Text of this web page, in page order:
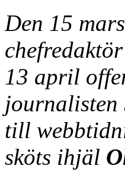
Den 15
chefredaktör
13 april
journalisten
till
sköts ihjäl